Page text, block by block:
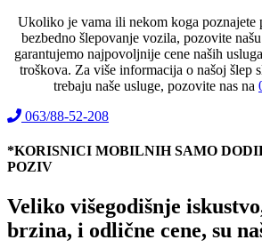
Ukoliko je vama ili nekom koga poznajete
bezbedno šlepovanje vozila, pozovite
garantujemo najpovoljnije cene naših
troškova. Za više informacija o našoj šlep
trebaju naše usluge, pozovite nas na
063/88-52-208
*KORISNICI MOBILNIH SAMO
POZIV
Veliko višegodišnje
brzina, i odlične cene, su